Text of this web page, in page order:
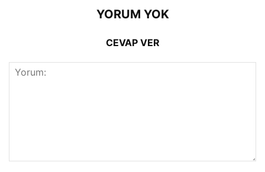
YORUM YOK
CEVAP VER